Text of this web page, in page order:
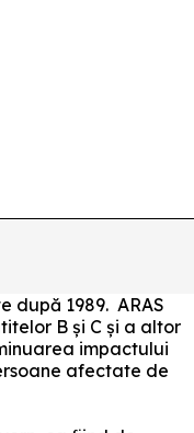
după 1989. ARAS
B și C și a altor
impactului
afectate de